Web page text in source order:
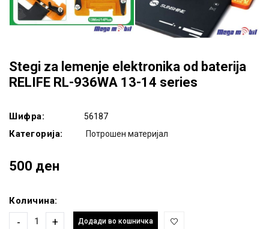
Stegi za lemenje elektronika od baterija
RELIFE RL-936WA 13-14 series
Шифра: 56187
Категорија: Потрошен материјал
500 ден
Количина:
- + Додади во кошничка